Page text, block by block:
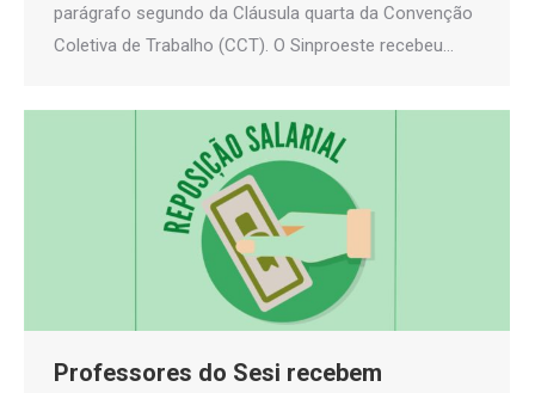
parágrafo segundo da Cláusula quarta da Convenção
Coletiva de Trabalho (CCT). O Sinproeste recebeu…
Professores do Sesi recebem